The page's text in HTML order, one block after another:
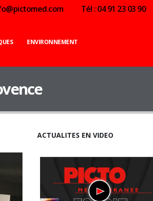
Tél : 04 91 23 03 90
ENVIRONNEMENT
ACTUALITES EN VIDEO